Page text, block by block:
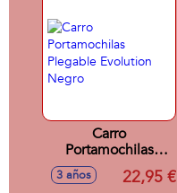
Carro
Portamochilas
Plegable Evolution
Negro
3 años 22,95 €